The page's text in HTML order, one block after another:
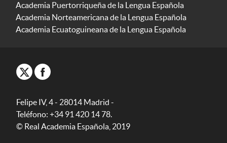
Academia Puertorriqueña de la Lengua Española
Academia Norteamericana de la Lengua Española
Academia Ecuatoguineana de la Lengua Española
Felipe IV, 4 - 28014 Madrid -
Teléfono: +34 91 420 14 78.
© Real Academia Española, 2019